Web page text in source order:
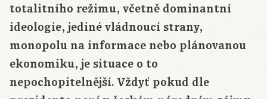
totalitního režimu, včetně dominantní
ideologie, jediné vládnoucí strany,
monopolu na informace nebo plánovanou
ekonomiku, je situace o to
nepochopitelnější. Vždyť pokud dle